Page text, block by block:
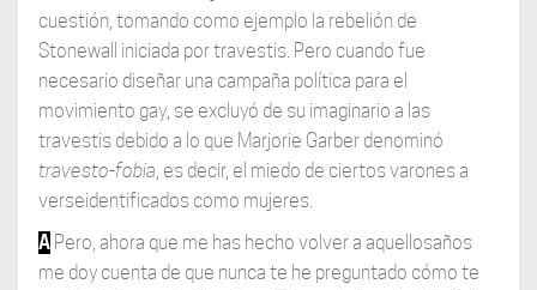
cuestión, tomando como ejemplo la rebelión de
Stonewall iniciada por travestis. Pero cuando fue
necesario diseñar una campaña política para el
movimiento gay, se excluyó de su imaginario a las
travestis debido a lo que Marjorie Garber denominó
travesto-fobia, es decir, el miedo de ciertos varones a
verseidentificados como mujeres.
A Pero, ahora que me has hecho volver a aquellosaños
me doy cuenta de que nunca te he preguntado cómo te